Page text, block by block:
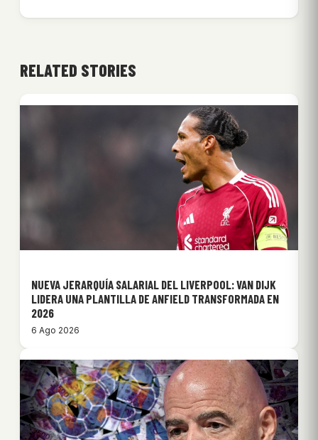
RELATED STORIES
NUEVA JERARQUÍA SALARIAL DEL LIVERPOOL: VAN DIJK
LIDERA UNA PLANTILLA DE ANFIELD TRANSFORMADA EN
2026
6 Ago 2026